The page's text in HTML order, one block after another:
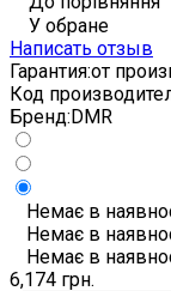
У обране
Написать отзыв
Гарантия:от
Код
Бренд:DMR
Немає в
Немає в
Немає в
6,174 грн.